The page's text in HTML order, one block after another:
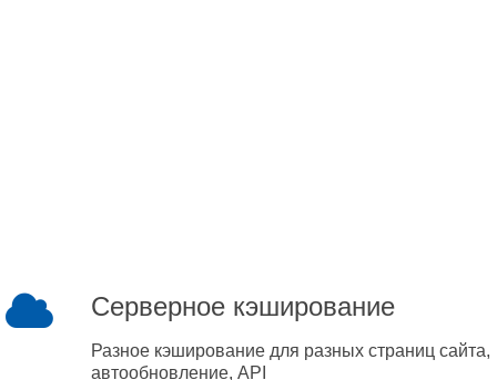
Серверное кэширование
Разное кэширование для разных страниц сайта,
автообновление, API